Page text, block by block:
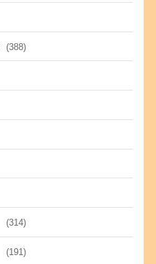
(388)
(314)
(191)